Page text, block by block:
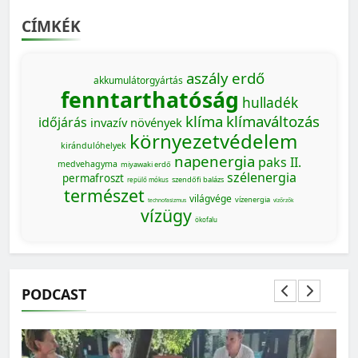
CÍMKÉK
akkumulátorgyártás aszály erdő
fenntarthatóság hulladék
időjárás invazív növények klíma klímaváltozás
kirándulóhelyek környezetvédelem
medvehagyma miyawaki erdő napenergia paks II.
permafroszt repülő mókus szendőfi balázs szélenergia
természet technofasizmus világvége vízenergia vízőrzők
vízügy ökofalu
PODCAST